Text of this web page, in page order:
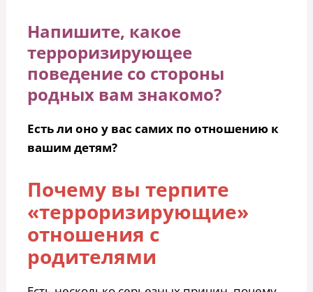
Напишите, какое
терроризирующее
поведение со стороны
родных вам знакомо?
Есть ли оно у вас самих по отношению к
вашим детям?
Почему вы терпите
«терроризирующие»
отношения с
родителями